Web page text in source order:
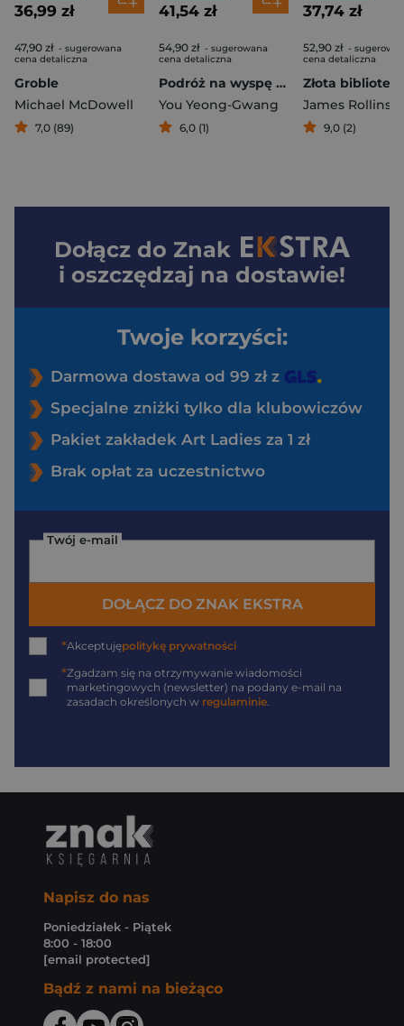
36,99 zł
47,90 zł - sugerowana
cena detaliczna
Groble
Michael McDowell
7,0 (89)
41,54 zł
54,90 zł - sugerowana
cena detaliczna
Podróż na wyspę szczęścia (ilustrowane krawędzie biało-czarne)
You Yeong-Gwang
6,0 (1)
37,74 zł
52,90 zł -
cena detaliczna
James Rollins
9,0 (2)
Dołącz do Znak
i oszczędzaj na dostawie!
Twoje korzyści:
Darmowa dostawa od 99 zł z
Specjalne zniżki tylko dla klubowiczów
Pakiet zakładek Art Ladies za 1 zł
Brak opłat za uczestnictwo
Twój e-mail
DOŁĄCZ DO ZNAK EKSTRA
*Akceptujępolitykę prywatności
*Zgadzam się na otrzymywanie wiadomości
marketingowych (newsletter) na podany e-mail na
zasadach określonych w regulaminie
Napisz do nas
Poniedziałek - Piątek
8:00 - 18:00
[email protected]
Bądź z nami na bieżąco